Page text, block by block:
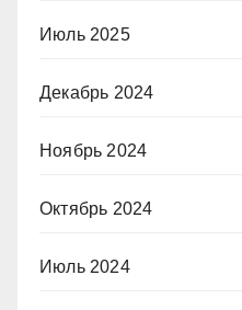
Июль 2025
Декабрь 2024
Ноябрь 2024
Октябрь 2024
Июль 2024